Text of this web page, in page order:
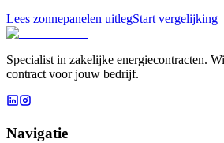
Lees zonnepanelen uitlegStart vergelijking
Specialist in zakelijke energiecontracten.
contract voor jouw bedrijf.
Navigatie